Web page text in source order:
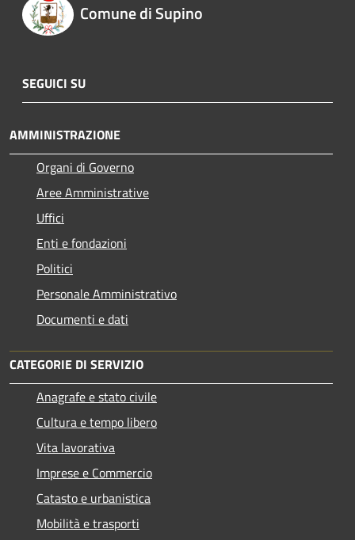
Comune di Supino
SEGUICI SU
AMMINISTRAZIONE
Organi di Governo
Aree Amministrative
Uffici
Enti e fondazioni
Politici
Personale Amministrativo
Documenti e dati
CATEGORIE DI SERVIZIO
Anagrafe e stato civile
Cultura e tempo libero
Vita lavorativa
Imprese e Commercio
Catasto e urbanistica
Mobilità e trasporti